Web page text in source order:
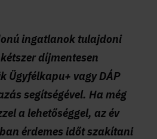
ingatlanok tulajdoni
díjmentesen
Ügyfélkapu+ vagy DÁP
segítségével. Ha még
a lehetőséggel, az év
érdemes időt szakítani